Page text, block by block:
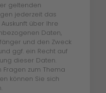
geltenden
jederzeit das
über Ihre
Daten,
und den Zweck
ggf. ein Recht auf
dieser Daten.
Fragen zum Thema
können Sie sich